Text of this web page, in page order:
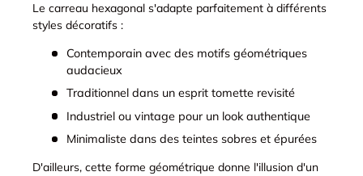
Le carreau hexagonal s'adapte parfaitement à différents
styles décoratifs :
Contemporain avec des motifs géométriques
audacieux
Traditionnel dans un esprit tomette revisité
Industriel ou vintage pour un look authentique
Minimaliste dans des teintes sobres et épurées
D'ailleurs, cette forme géométrique donne l'illusion d'un